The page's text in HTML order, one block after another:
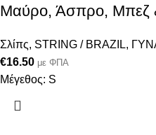
Μαύρο, Άσπρο, Μπεζ
Σλίπς, STRING / BRAZIL,
€16.50 με ΦΠΑ
Μέγεθος: S